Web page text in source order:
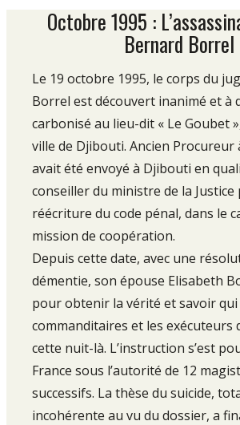
Octobre 1995 :
Bernard Borrel
Le 19 octobre 1995, le corps du
Borrel est découvert inanimé et à
carbonisé au lieu-dit « Le Goubet
ville de Djibouti. Ancien Procureur
avait été envoyé à Djibouti en
conseiller du ministre de la Justice
réécriture du code pénal, dans le
mission de coopération.
Depuis cette date, avec une
démentie, son épouse Elisabeth
pour obtenir la vérité et savoir
commanditaires et les exécuteurs
cette nuit-là. L’instruction s’est
France sous l’autorité de 12
successifs. La thèse du suicide,
incohérente au vu du dossier, a